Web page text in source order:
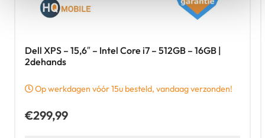
Dell XPS – 15,6″ – Intel Core i7 – 512GB – 16GB |
2dehands
Op werkdagen vóór 15u besteld, vandaag verzonden!
€299,99